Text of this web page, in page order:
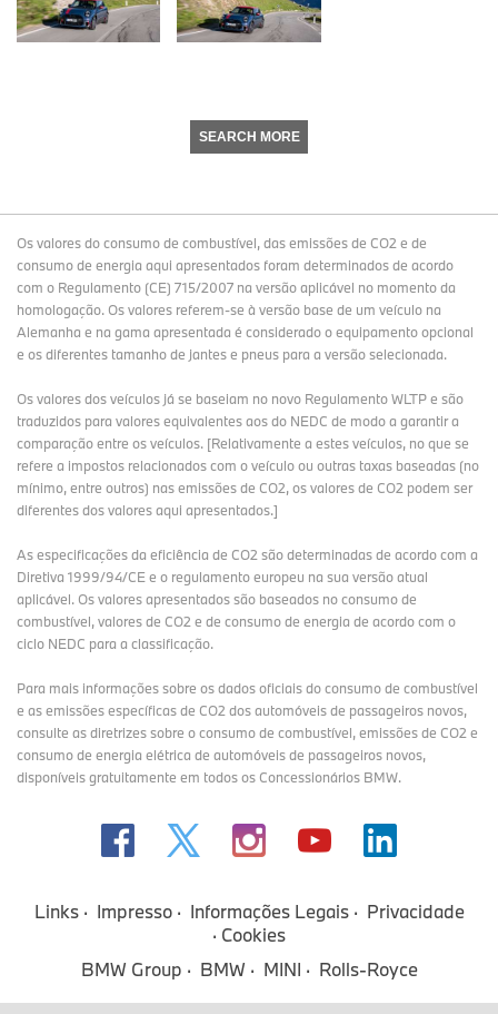
SEARCH MORE
Os valores do consumo de combustível, das emissões de CO2 e de
consumo de energia aqui apresentados foram determinados de acordo
com o Regulamento (CE) 715/2007 na versão aplicável no momento da
homologação. Os valores referem-se à versão base de um veículo na
Alemanha e na gama apresentada é considerado o equipamento opcional
e os diferentes tamanho de jantes e pneus para a versão selecionada.
Os valores dos veículos já se baseiam no novo Regulamento WLTP e são
traduzidos para valores equivalentes aos do NEDC de modo a garantir a
comparação entre os veículos. [Relativamente a estes veículos, no que se
refere a impostos relacionados com o veículo ou outras taxas baseadas (no
mínimo, entre outros) nas emissões de CO2, os valores de CO2 podem ser
diferentes dos valores aqui apresentados.]
As especificações da eficiência de CO2 são determinadas de acordo com a
Diretiva 1999/94/CE e o regulamento europeu na sua versão atual
aplicável. Os valores apresentados são baseados no consumo de
combustível, valores de CO2 e de consumo de energia de acordo com o
ciclo NEDC para a classificação.
Para mais informações sobre os dados oficiais do consumo de combustível
e as emissões específicas de CO2 dos automóveis de passageiros novos,
consulte as diretrizes sobre o consumo de combustível, emissões de CO2 e
consumo de energia elétrica de automóveis de passageiros novos,
disponíveis gratuitamente em todos os Concessionários BMW.
Links Impresso Informações Legais
Privacidade
Cookies
BMW Group
BMW MINI Rolls-Royce